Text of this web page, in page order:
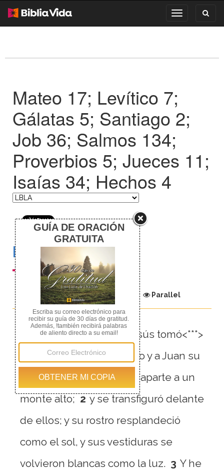
Toggle
navigation
Mateo 17; Levítico 7;
Gálatas 5; Santiago 2;
Job 36; Salmos 134;
Proverbios 5; Jueces 11;
Isaías 34; Hechos 4
Mateo 17
Chapter Parallel
Seis días después, Jesús tomó<***>
consigo a Pedro, a Jacobo y a Juan su
hermano, y los llevó<***> aparte a un
monte alto; 2 y se transfiguró delante
de ellos; y su rostro resplandeció
como el sol, y sus vestiduras se
volvieron blancas como la luz. 3 Y he